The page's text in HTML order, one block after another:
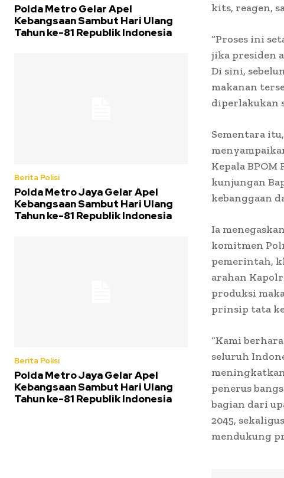
Polda Metro Gelar Apel
Kebangsaan Sambut Hari Ulang
Tahun ke-81 Republik Indonesia
Berita Polisi
Polda Metro Jaya Gelar Apel
Kebangsaan Sambut Hari Ulang
Tahun ke-81 Republik Indonesia
Berita Polisi
Polda Metro Jaya Gelar Apel
Kebangsaan Sambut Hari Ulang
Tahun ke-81 Republik Indonesia
kits, reagen,
“Proses ini
jika presiden
Di sini,
makanan
diperlakukan
Sementara
Kepala BPOM
kunjungan
kebanggaan
Ia
komitmen
pemerintah,
arahan
produksi
prinsip tata
“Kami
seluruh
penerus
bagian dari
2045,
mendukung